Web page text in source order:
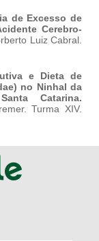
de Excesso de
Cerebro-
Luiz Cabral.
e Dieta de
no Ninhal da
Catarina.
Turma XIV.